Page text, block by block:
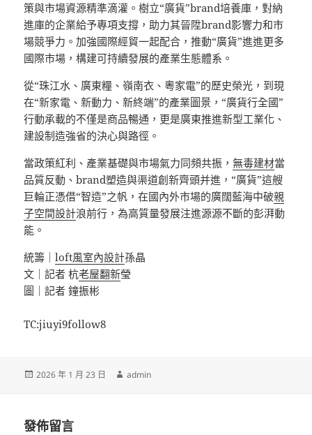
策與市場資源精準滴灌。樹立“廣貨”brand培養庫，對納
進庫的企業給予專項支撐，助力其晉陞brand影響力和市
場競爭力。加強國際經貿一起配合，推動“廣貨”進進更多
國際市場，構建可持續發展的產業生態體系。
從“珠江水、廣東糧、嶺南衣、粵家電”的歷史榮光，到現
在“新家電、新動力、新終端”的產業圖景，“廣貨行全國”
行動承載的不僅是商品暢通，更是廣東推進新型工業化、
建設制造強省的決心與路徑。
當政策紅利、產業基礎與市場氣力同頻共振，無毒建材當
品質反動、brand塑造與渠道創新齊頭并進，“廣貨”這艘
巨輪正憑借“智造”之帆，在國內外市場的廣闊藍海中破親
子空間設計浪前行，為高質量發展注進源源不斷的彭湃動
能。
統籌｜loft風室內設計孫晶
文｜記者 杭老屋翻新瑩
圖｜記者 鐘振彬
TC:jiuyi9follow8
發
2026 年 1 月 23 日
作
admin
發佈留言